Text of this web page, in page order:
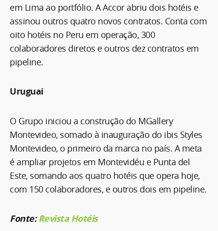
em Lima ao portfólio. A Accor abriu dois hotéis e
assinou outros quatro novos contratos. Conta com
oito hotéis no Peru em operação, 300
colaboradores diretos e outros dez contratos em
pipeline.
Uruguai
O Grupo iniciou a construção do MGallery
Montevideo, somado à inauguração do ibis Styles
Montevideo, o primeiro da marca no país. A meta
é ampliar projetos em Montevidéu e Punta del
Este, somando aos quatro hotéis que opera hoje,
com 150 colaboradores, e outros dois em pipeline.
Fonte:Revista Hotéis